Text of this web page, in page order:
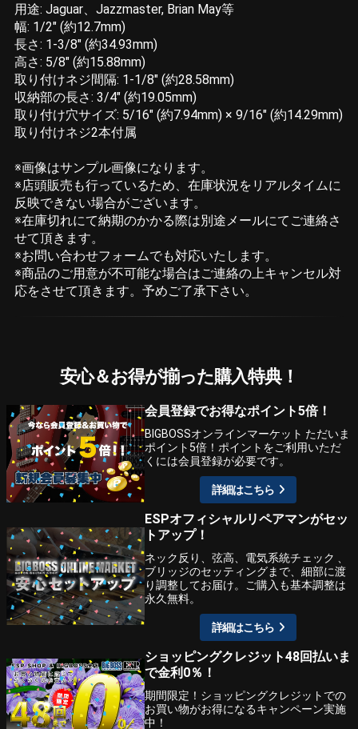
用途: Jaguar、Jazzmaster, Brian May等
幅: 1/2" (約12.7mm)
長さ: 1-3/8" (約34.93mm)
高さ: 5/8" (約15.88mm)
取り付けネジ間隔: 1-1/8" (約28.58mm)
収納部の長さ: 3/4" (約19.05mm)
取り付け穴サイズ: 5/16" (約7.94mm) × 9/16" (約14.29mm)
取り付けネジ2本付属
※画像はサンプル画像になります。
※店頭販売も行っているため、在庫状況をリアルタイムに
反映できない場合がございます。
※在庫切れにて納期のかかる際は別途メールにてご連絡さ
せて頂きます。
※お問い合わせフォームでも対応いたします。
※商品のご用意が不可能な場合はご連絡の上キャンセル対
応をさせて頂きます。予めご了承下さい。
安心＆お得が揃った購入特典！
会員登録でお得なポイント5倍！
BIGBOSSオンラインマーケット ただいま
ポイント5倍！ポイントをご利用いただ
くには会員登録が必要です。
詳細はこちら
ESPオフィシャルリペアマンがセッ
トアップ！
ネック反り、弦高、電気系統チェック 、
ブリッジのセッティングまで、細部に渡
り調整してお届け。ご購入も基本調整は
永久無料。
詳細はこちら
ショッピングクレジット48回払いま
で金利0％！
期間限定！ショッピングクレジットでの
お買い物がお得になるキャンペーン実施
中！